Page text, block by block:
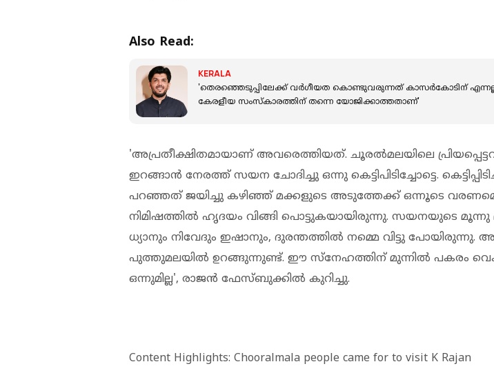
Also Read:
KERALA
'തെരഞ്ഞെടുപ്പിലേക്ക് വർഗീയത കൊണ്ടുവരുന്നത് കാസര്‍കോടിന്
കേരളീയ സംസ്‌കാരത്തിന് തന്നെ യോജിക്കാത്തതാണ്'
'അപ്രതീക്ഷിതമായാണ് അവരെത്തിയത്. ചൂരല്‍മലയിലെ
ഇറങ്ങാന്‍ നേരത്ത് സയന ചോദിച്ചു ഒന്നു കെട്ടിപിടിച്ചോട്ടെ.
പറഞ്ഞത് ജയിച്ചു കഴിഞ്ഞ് മക്കളുടെ അടുത്തേക്ക് ഒന്നൂടെ
നിമിഷത്തില്‍ ഹൃദയം വിങ്ങി പൊട്ടുകയായിരുന്നു. സയനയുടെ മൂന്നു
ധ്യാനും നിവേദും ഇഷാനും, ദുരന്തത്തില്‍ നമ്മെ വിട്ടു പോയിരുന്നു.
പുത്തുമലയില്‍ ഉറങ്ങുന്നുണ്ട്. ഈ സ്‌നേഹത്തിന് മുന്നില്‍ പകരം
ഒന്നുമില്ല', രാജന്‍ ഫേസ്ബുക്കില്‍ കുറിച്ചു.
Content Highlights: Chooralmala people came for to visit K Rajan